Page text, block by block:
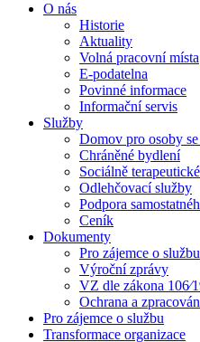
O nás
Historie
Aktuality
Volná pracovní místa
E-podatelna
Povinné informace
Informační servis
Služby
Domov pro osoby
Chráněné bydlení
Sociálně
Odlehčovací služby
Podpora
Ceník
Dokumenty
Pro zájemce o službu
Výroční zprávy
VZ dle zákona
Ochrana a
Pro zájemce o službu
Transformace organizace